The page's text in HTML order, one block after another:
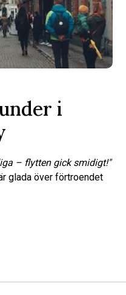
i
– flytten gick smidigt!"
glada över förtroendet